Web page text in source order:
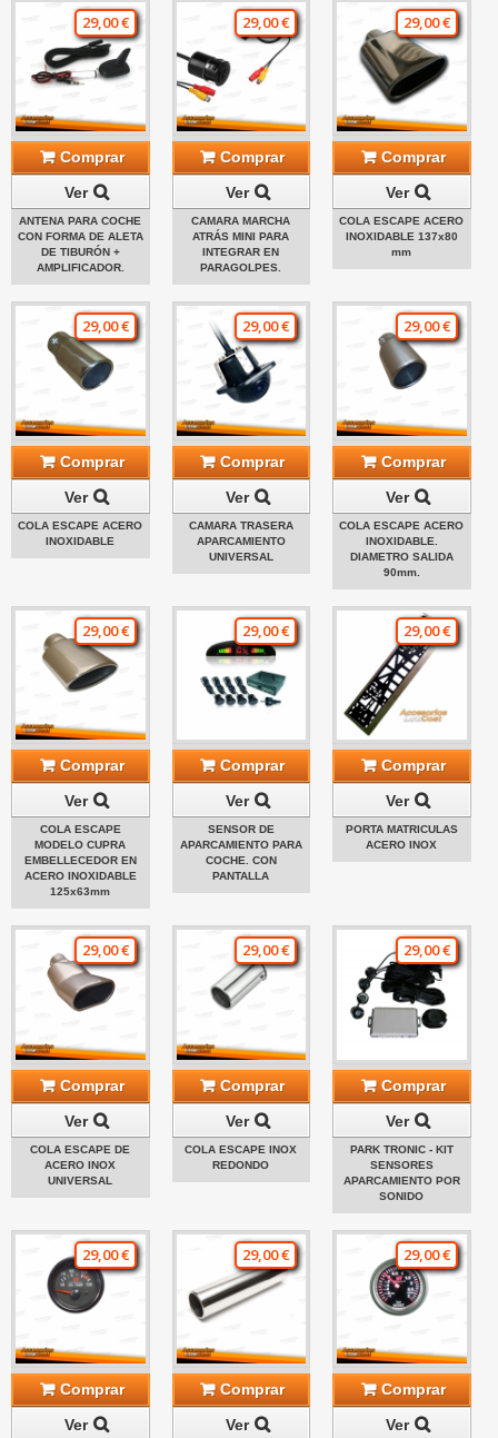
29,00 €
Comprar
Ver
ANTENA PARA COCHE
CON FORMA DE ALETA
DE TIBURÓN +
AMPLIFICADOR.
29,00 €
Comprar
Ver
CAMARA MARCHA
ATRÁS MINI PARA
INTEGRAR EN
PARAGOLPES.
29,00 €
Comprar
Ver
COLA ESCAPE ACERO
INOXIDABLE 137x80
mm
29,00 €
Comprar
Ver
COLA ESCAPE ACERO
INOXIDABLE
29,00 €
Comprar
Ver
CAMARA TRASERA
APARCAMIENTO
UNIVERSAL
29,00 €
Comprar
Ver
COLA ESCAPE ACERO
INOXIDABLE.
DIAMETRO SALIDA
90mm.
29,00 €
Comprar
Ver
COLA ESCAPE
MODELO CUPRA
EMBELLECEDOR EN
ACERO INOXIDABLE
125x63mm
29,00 €
Comprar
Ver
SENSOR DE
APARCAMIENTO PARA
COCHE. CON
PANTALLA
29,00 €
Comprar
Ver
PORTA MATRICULAS
ACERO INOX
29,00 €
Comprar
Ver
COLA ESCAPE DE
ACERO INOX
UNIVERSAL
29,00 €
Comprar
Ver
COLA ESCAPE INOX
REDONDO
29,00 €
Comprar
Ver
PARK TRONIC - KIT
SENSORES
APARCAMIENTO POR
SONIDO
29,00 €
Comprar
Ver
29,00 €
Comprar
Ver
29,00 €
Comprar
Ver